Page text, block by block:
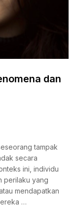
dan
tampak
secara
ini, individu
perilaku yang
mendapatkan
…